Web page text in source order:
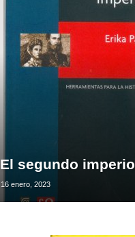
El segundo imperio
16 enero, 2023